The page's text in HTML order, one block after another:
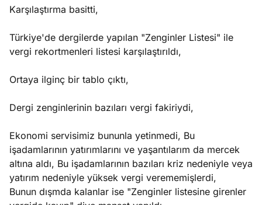
Ağustos
umutlu
ister
Köşe
Karşılaştırma basitti,
Türkiye'de dergilerde yapılan "Zenginler Listesi" ile
vergi rekortmenleri listesi karşılaştırıldı,
Ortaya ilginç bir tablo çıktı,
Dergi zenginlerinin bazıları vergi fakiriydi,
Ekonomi servisimiz bununla yetinmedi, Bu
işadamlarının yatırımlarını ve yaşantılarım da mercek
altına aldı, Bu işadamlarının bazıları kriz nedeniyle veya
yatırım nedeniyle yüksek vergi verememişlerdi,
Bunun dışmda kalanlar ise "Zenginler listesine girenler